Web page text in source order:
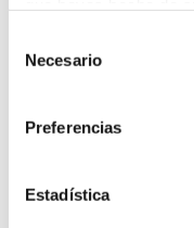
Necesario
Preferencias
Estadística
exigir una
suplantación de
Listado de